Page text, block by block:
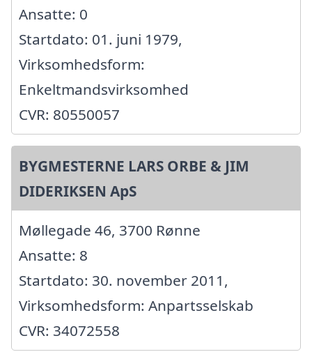
Ansatte: 0
Startdato: 01. juni 1979,
Virksomhedsform:
Enkeltmandsvirksomhed
CVR: 80550057
BYGMESTERNE LARS ORBE & JIM
DIDERIKSEN ApS
Møllegade 46, 3700 Rønne
Ansatte: 8
Startdato: 30. november 2011,
Virksomhedsform: Anpartsselskab
CVR: 34072558